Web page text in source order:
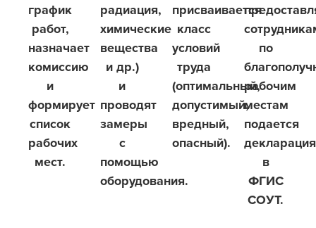
график
работ,
назначает
комиссию
и
формирует
список
рабочих
мест.
радиация,
химические
вещества
и др.)
и
проводят
замеры
с
помощью
оборудования.
присваивается
класс
условий
труда
(оптимальный,
допустимый,
вредный,
опасный).
по
рабочим
местам
подается
декларация
в
ФГИС
СОУТ.